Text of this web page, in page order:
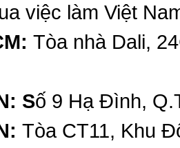
việc làm Việt
Tòa nhà Dali,
Số 9 Hạ Đình,
Tòa CT11, Khu